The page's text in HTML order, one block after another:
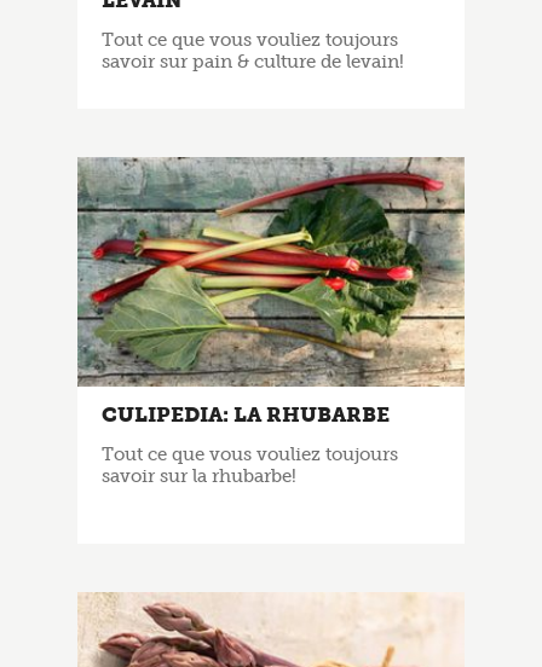
Tout ce que vous vouliez toujours
savoir sur pain & culture de levain!
CULIPEDIA: LA RHUBARBE
Tout ce que vous vouliez toujours
savoir sur la rhubarbe!